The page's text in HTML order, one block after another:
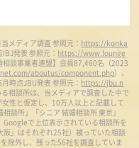
メディア調査 参照元： https://konka
発表 参照元： https://www.lounge
相談事業者連盟】会員87,460名（2023
aboutus/component.php）、
時点JBU発表 参照元： https://jbu.n
相談所は、当メディアで調査した中で
性と仮定し、10万人以上と記載して
談所」「シニア 結婚相談所 東京」
Googleで上位表示されている相談所を
」はそれぞれ25社）被っていた相談
除外し、残った56社を調査していま